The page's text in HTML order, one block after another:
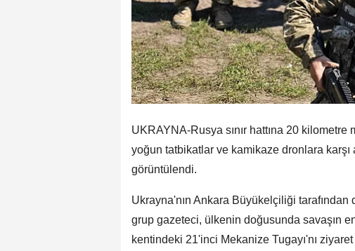
UKRAYNA-Rusya sınır hattına 20
yoğun tatbikatlar ve kamikaze dronlara
görüntülendi.
Ukrayna'nın Ankara Büyükelçiliği
grup gazeteci, ülkenin doğusunda savaşın
kentindeki 21'inci Mekanize Tugayı'nı